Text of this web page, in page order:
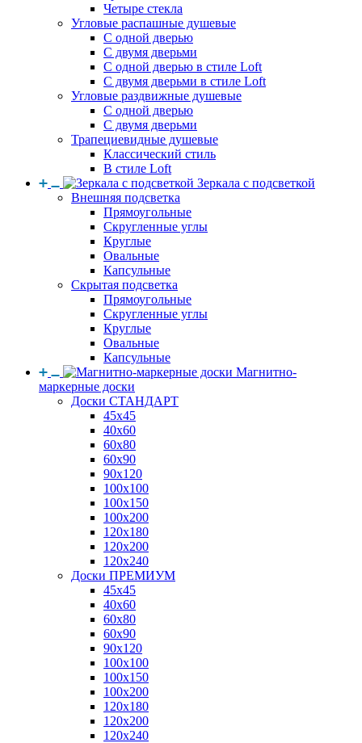
Четыре стекла
Угловые распашные душевые
С одной дверью
С двумя дверьми
С одной дверью в стиле Loft
С двумя дверьми в стиле Loft
Угловые раздвижные душевые
С одной дверью
С двумя дверьми
Трапециевидные душевые
Классический стиль
В стиле Loft
Зеркала с подсветкой
Внешняя подсветка
Прямоугольные
Скругленные углы
Круглые
Овальные
Капсульные
Скрытая подсветка
Прямоугольные
Скругленные углы
Круглые
Овальные
Капсульные
Магнитно-
маркерные доски
Доски СТАНДАРТ
45x45
40x60
60x80
60x90
90x120
100x100
100x150
100x200
120x180
120x200
120x240
Доски ПРЕМИУМ
45x45
40x60
60x80
60x90
90x120
100x100
100x150
100x200
120x180
120x200
120x240